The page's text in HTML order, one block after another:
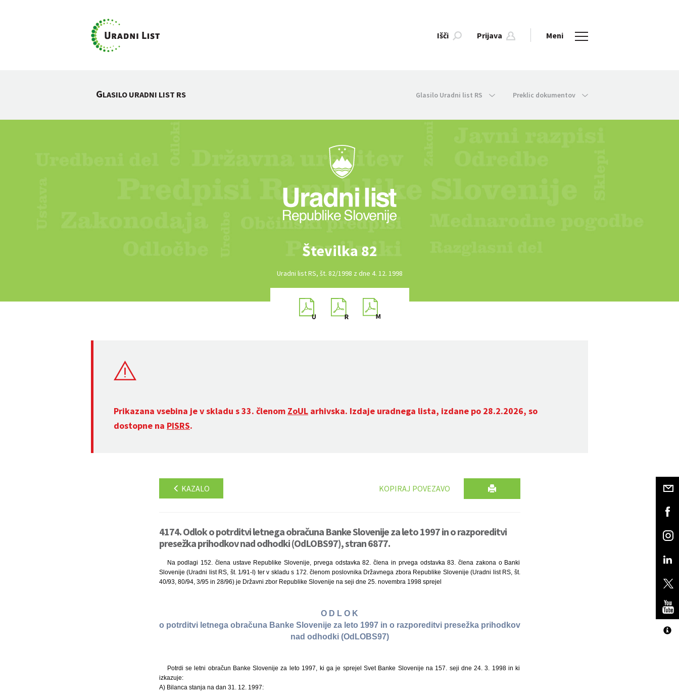
Išči Prijava Meni
GLASILO URADNI LIST RS Glasilo Uradni list RS Preklic dokumentov
Številka 82
Uradni list RS, št. 82/1998 z dne 4. 12. 1998
Prikazana vsebina je v skladu s 33. členom ZoUL arhivska. Izdaje uradnega lista, izdane po 28.2.2026, so
dostopne na PISRS.
KAZALO KOPIRAJ POVEZAVO
4174. Odlok o potrditvi letnega obračuna Banke Slovenije za leto 1997 in o razporeditvi
presežka prihodkov nad odhodki (OdLOBS97), stran 6877.
Na podlagi 152. člena ustave Republike Slovenije, prvega odstavka 82. člena in prvega odstavka 83. člena zakona o Banki
Slovenije (Uradni list RS, št. 1/91-I) ter v skladu s 172. členom poslovnika Državnega zbora Republike Slovenije (Uradni list RS, št.
40/93, 80/94, 3/95 in 28/96) je Državni zbor Republike Slovenije na seji dne 25. novembra 1998 sprejel
O D L O K
o potrditvi letnega obračuna Banke Slovenije za leto 1997 in o razporeditvi presežka prihodkov
nad odhodki (OdLOBS97)
Potrdi se letni obračun Banke Slovenije za leto 1997, ki ga je sprejel Svet Banke Slovenije na 157. seji dne 24. 3. 1998 in ki
izkazuje:
A) Bilanca stanja na dan 31. 12. 1997: